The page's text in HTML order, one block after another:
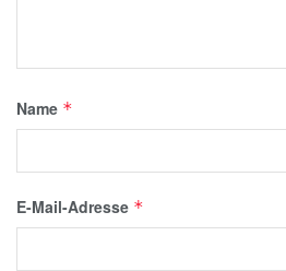
Name *
E-Mail-Adresse *